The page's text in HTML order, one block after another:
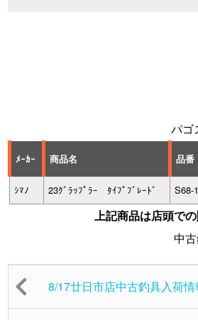
パ
ﾒｰｶｰ 商品名 品番
ｼﾏﾉ 23ｸﾞﾗｯﾌﾟﾗｰ ﾀｲﾌﾟﾌﾞﾚｰﾄﾞ S68-1
上記商品は店頭で
中
8/17廿日市店中古釣具入荷情